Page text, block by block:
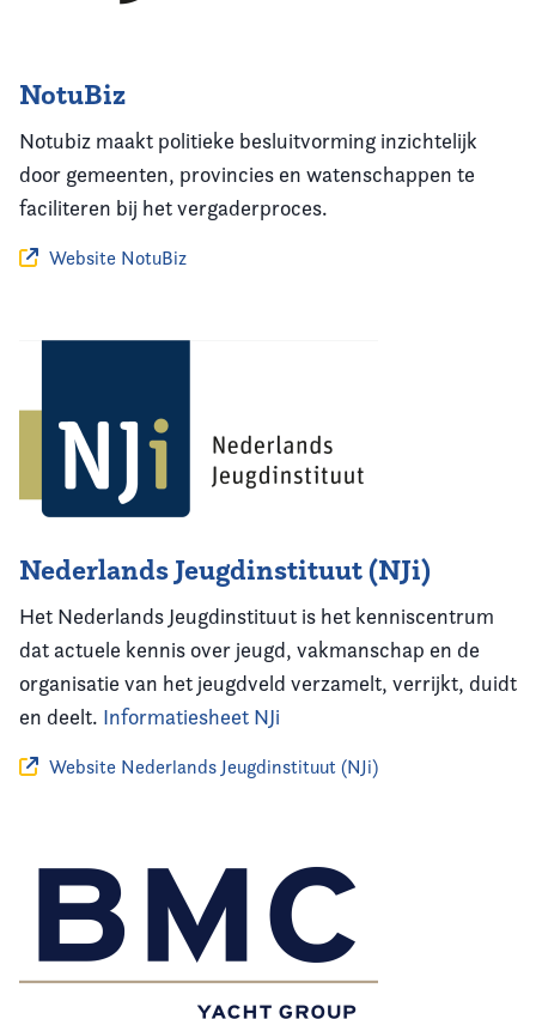
NotuBiz
Notubiz maakt politieke besluitvorming inzichtelijk
door gemeenten, provincies en watenschappen te
faciliteren bij het vergaderproces.
Website NotuBiz
Nederlands Jeugdinstituut (NJi)
Het Nederlands Jeugdinstituut is het kenniscentrum
dat actuele kennis over jeugd, vakmanschap en de
organisatie van het jeugdveld verzamelt, verrijkt, duidt
en deelt. Informatiesheet NJi
Website Nederlands Jeugdinstituut (NJi)